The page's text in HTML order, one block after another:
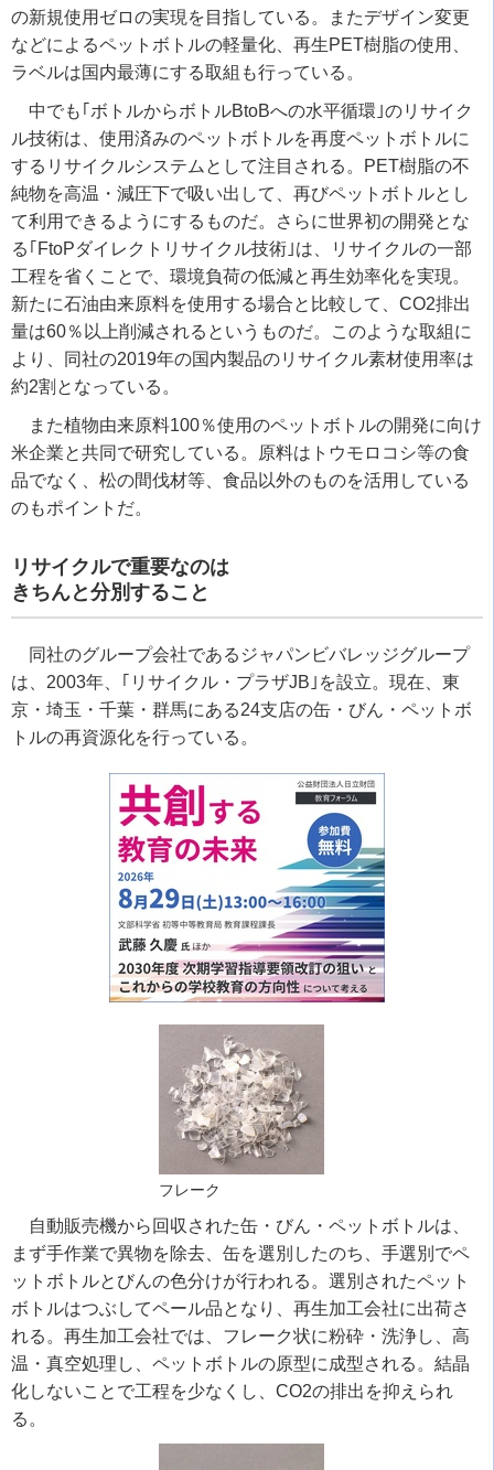
の新規使用ゼロの実現を目指している。またデザイン変更
などによるペットボトルの軽量化、再生PET樹脂の使用、
ラベルは国内最薄にする取組も行っている。
中でも｢ボトルからボトルBtoBへの水平循環｣のリサイク
ル技術は、使用済みのペットボトルを再度ペットボトルに
するリサイクルシステムとして注目される。PET樹脂の不
純物を高温・減圧下で吸い出して、再びペットボトルとし
て利用できるようにするものだ。さらに世界初の開発とな
る｢FtoPダイレクトリサイクル技術｣は、リサイクルの一部
工程を省くことで、環境負荷の低減と再生効率化を実現。
新たに石油由来原料を使用する場合と比較して、CO2排出
量は60％以上削減されるというものだ。このような取組に
より、同社の2019年の国内製品のリサイクル素材使用率は
約2割となっている。
また植物由来原料100％使用のペットボトルの開発に向け
米企業と共同で研究している。原料はトウモロコシ等の食
品でなく、松の間伐材等、食品以外のものを活用している
のもポイントだ。
リサイクルで重要なのは
きちんと分別すること
同社のグループ会社であるジャパンビバレッジグループ
は、2003年、｢リサイクル・プラザJB｣を設立。現在、東
京・埼玉・千葉・群馬にある24支店の缶・びん・ペットボ
トルの再資源化を行っている。
フレーク
自動販売機から回収された缶・びん・ペットボトルは、
まず手作業で異物を除去、缶を選別したのち、手選別でペ
ットボトルとびんの色分けが行われる。選別されたペット
ボトルはつぶしてペール品となり、再生加工会社に出荷さ
れる。再生加工会社では、フレーク状に粉砕・洗浄し、高
温・真空処理し、ペットボトルの原型に成型される。結晶
化しないことで工程を少なくし、CO2の排出を抑えられ
る。